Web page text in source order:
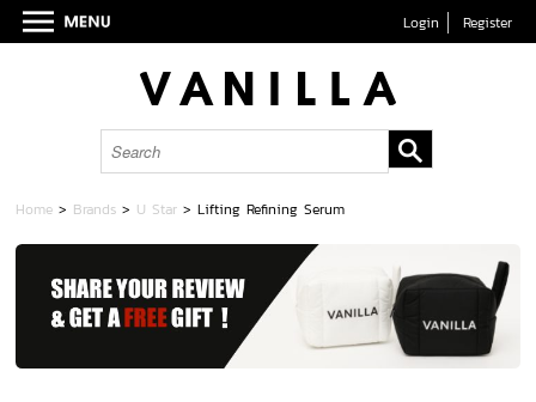
Login Register
Home > Brands > U Star >Lifting Refining Serum